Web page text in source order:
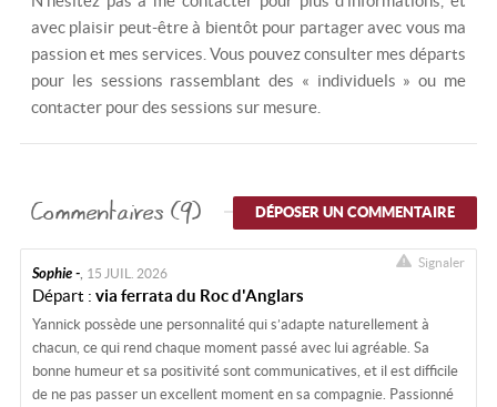
avec plaisir peut-être à bientôt pour partager avec vous ma
passion et mes services. Vous pouvez consulter mes départs
pour les sessions rassemblant des « individuels » ou me
contacter pour des sessions sur mesure.
Commentaires (9) DÉPOSER UN COMMENTAIRE
Sophie -, 15 JUIL. 2026
Départ : via ferrata du Roc d'Anglars
Signaler
Yannick possède une personnalité qui s’adapte naturellement à
chacun, ce qui rend chaque moment passé avec lui agréable. Sa
bonne humeur et sa positivité sont communicatives, et il est difficile
de ne pas passer un excellent moment en sa compagnie. Passionné